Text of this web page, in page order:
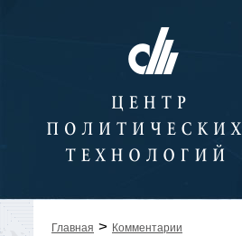
Главная > Комментарии